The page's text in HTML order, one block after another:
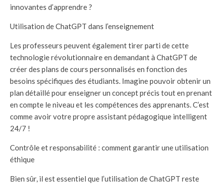
innovantes d’apprendre ?
Utilisation de ChatGPT dans l’enseignement
Les professeurs peuvent également tirer parti de cette
technologie révolutionnaire en demandant à ChatGPT de
créer des plans de cours personnalisés en fonction des
besoins spécifiques des étudiants. Imagine pouvoir obtenir un
plan détaillé pour enseigner un concept précis tout en prenant
en compte le niveau et les compétences des apprenants. C’est
comme avoir votre propre assistant pédagogique intelligent
24/7 !
Contrôle et responsabilité : comment garantir une utilisation
éthique
Bien sûr, il est essentiel que l’utilisation de ChatGPT reste